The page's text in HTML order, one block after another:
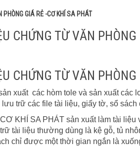
PHÒNG GIÁ RẺ -CƠ KHÍ SA PHÁT
CHỨNG TỪ VĂN
CHỨNG TỪ VĂN PHÒNG
xuất các hòm tole và sản xuất
trữ các file tài liệu, giấy tờ, sổ
KHÍ SA PHÁT sản xuất làm tài
tài liệu thường dùng là kệ gỗ, tủ
chỉ được một thời gian ngắn là